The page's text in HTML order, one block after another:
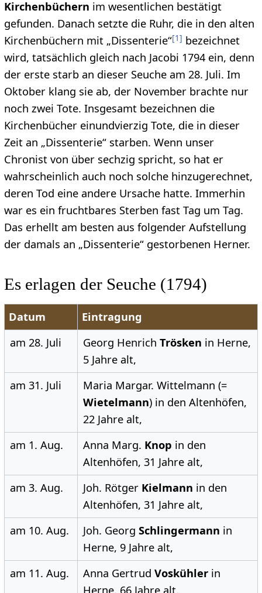
Kirchenbüchern im wesentlichen bestätigt
gefunden. Danach setzte die Ruhr, die in den alten
Kirchenbüchern mit „Dissenterie“[1] bezeichnet
wird, tatsächlich gleich nach Jacobi 1794 ein, denn
der erste starb an dieser Seuche am 28. Juli. Im
Oktober klang sie ab, der November brachte nur
noch zwei Tote. Insgesamt bezeichnen die
Kirchenbücher einundvierzig Tote, die in dieser
Zeit an „Dissenterie“ starben. Wenn unser
Chronist von über sechzig spricht, so hat er
wahrscheinlich auch noch solche hinzugerechnet,
deren Tod eine andere Ursache hatte. Immerhin
war es ein fruchtbares Sterben fast Tag um Tag.
Das erhellt am besten aus folgender Aufstellung
der damals an „Dissenterie“ gestorbenen Herner.
Es erlagen der Seuche (1794)
Datum
Eintragung
am 28. Juli
Georg Henrich Trösken in Herne,
5 Jahre alt,
am 31. Juli
Maria Margar. Wittelmann (=
Wietelmann) in den Altenhöfen,
22 Jahre alt,
am 1. Aug.
Anna Marg. Knop in den
Altenhöfen, 31 Jahre alt,
am 3. Aug.
Joh. Rötger Kielmann in den
Altenhöfen, 31 Jahre alt,
am 10. Aug.
Joh. Georg Schlingermann in
Herne, 9 Jahre alt,
am 11. Aug.
Anna Gertrud Voskühlerin
Herne, 66 Jahre alt,